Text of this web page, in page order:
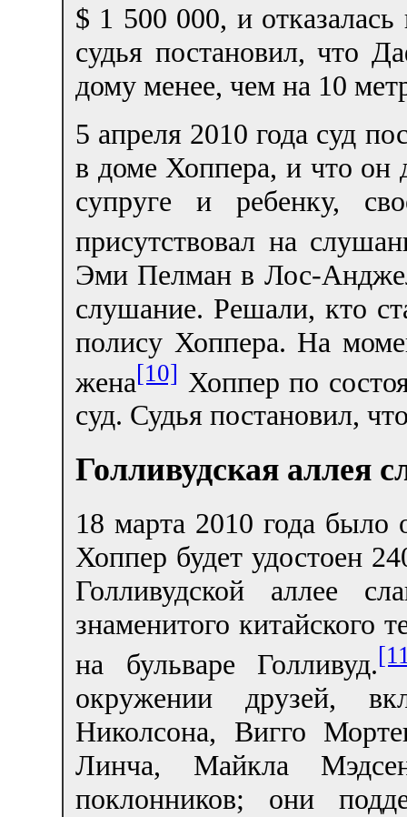
$ 1 500 000, и отказалась
судья постановил, что
дому менее, чем на 10
5 апреля 2010 года суд
в доме Хоппера, и что он
супруге и ребенку,
присутствовал на
Эми Пелман в Лос-
слушание. Решали, кто
полису Хоппера. На
жена[10] Хоппер по
суд. Судья постановил,
Голливудская аллея
18 марта 2010 года было
Хоппер будет удостоен
Голливудской аллее
знаменитого китайского
на бульваре Голливуд.
окружении друзей,
Николсона, Вигго
Линча, Майкла
поклонников; они